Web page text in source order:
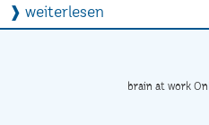
❱ weiterlesen
brain at work